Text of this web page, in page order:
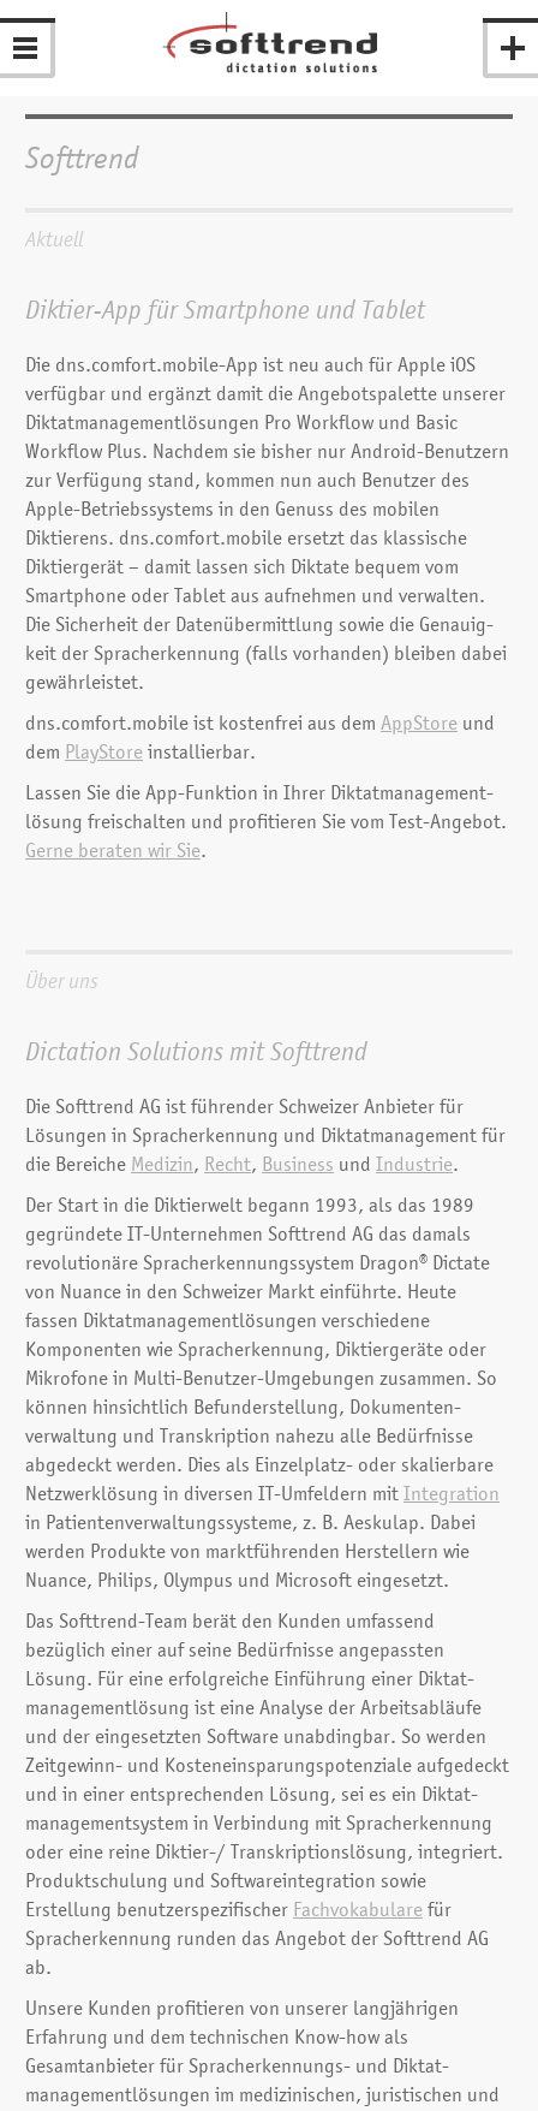
Softtrend
Aktuell
Diktier-App für Smart­phone und Tablet
Die dns.comfort.mobile-App ist neu auch für Apple iOS
verfügbar und ergänzt damit die Angebotspalette unserer
Diktat­management­lösungen Pro Workflow und Basic
Workflow Plus. Nachdem sie bisher nur Android-Benutzern
zur Ver­fügung stand, kommen nun auch Benutzer des
Apple-Betriebs­systems in den Genuss des mobilen
Diktierens. dns.comfort.mobile ersetzt das klassische
Diktiergerät – damit lassen sich Diktate bequem vom
Smartphone oder Tablet aus aufnehmen und ver­walten.
Die Sicher­heit der Daten­über­mittlung sowie die Genauig­
keit der Sprach­er­kennung (falls vorhanden) bleiben dabei
gewähr­leistet.
dns.comfort.mobile ist kostenfrei aus demAppStore und
dem PlayStore installierbar.
Lassen Sie die App-Funktion in Ihrer Diktat­management­
lösung frei­schalten und profitieren Sie vom Test-Angebot.
Gerne beraten wir Sie.
Über uns
Dictation Solutions mit Softtrend
Die Softtrend AG ist führender Schweizer Anbieter für
Lösungen in Sprach­erkennung und Diktat­management für
die Bereiche Medizin, Recht, Business undIndustrie.
Der Start in die Diktier­welt begann 1993, als das 1989
gegründete IT-Unternehmen Softtrend AG das damals
revoluti­onäre Sprach­erkennungs­system Dragon® Dictate
von Nuance in den Schweizer Markt einführte. Heute
fassen Diktat­management­lösungen verschiedene
Komponenten wie Sprach­erkennung, Diktier­geräte oder
Mikrofone in Multi-Benutzer-Umgebungen zusammen. So
können hinsichtlich Befund­erstellung, Dokumenten­
verwaltung und Transkrip­tion nahezu alle Bedürfnisse
abgedeckt werden. Dies als Einzelplatz- oder skalierbare
Netzwerk­lösung in diversen IT-Umfeldern mitIntegration
in Patienten­verwaltungs­systeme, z. B. Aeskulap. Dabei
werden Produkte von marktführen­den Herstellern wie
Nuance, Philips, Olympus und Microsoft eingesetzt.
Das Softtrend-Team berät den Kunden umfassend
bezüglich einer auf seine Bedürfnisse angepassten
Lösung. Für eine erfolgreiche Einführung einer Diktat­
management­lösung ist eine Analyse der Arbeits­abläufe
und der eingesetzten Software unabdingbar. So werden
Zeitgewinn- und Kosten­einsparungs­potenziale aufgedeckt
und in einer entspre­chenden Lösung, sei es ein Diktat­
management­system in Verbindung mit Sprach­erkennung
oder eine reine Diktier-/ Transkriptions­lösung, integriert.
Produkt­schulung und Software­integration sowie
Erstellung benutzer­spezifischer Fachvokabulare für
Sprach­erkennung runden das Angebot der Softtrend AG
ab.
Unsere Kunden profitieren von unserer lang­jährigen
Erfahrung und dem technischen Know-how als
Gesamtanbieter für Sprach­erkennungs- und Diktat­
management­lösungen im medizinischen, juristischen und